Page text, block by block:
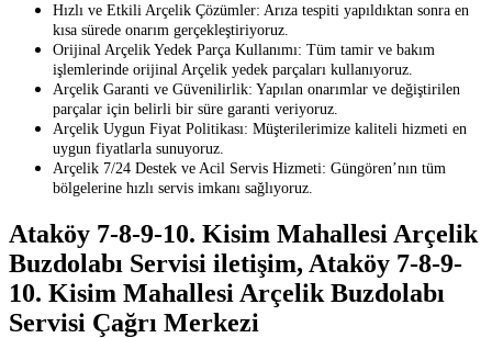
Hızlı ve Etkili Arçelik Çözümler: Arıza tespiti yapıldıktan sonra en
kısa sürede onarım gerçekleştiriyoruz.
Orijinal Arçelik Yedek Parça Kullanımı: Tüm tamir ve bakım
işlemlerinde orijinal Arçelik yedek parçaları kullanıyoruz.
Arçelik Garanti ve Güvenilirlik: Yapılan onarımlar ve değiştirilen
parçalar için belirli bir süre garanti veriyoruz.
Arçelik Uygun Fiyat Politikası: Müşterilerimize kaliteli hizmeti en
uygun fiyatlarla sunuyoruz.
Arçelik 7/24 Destek ve Acil Servis Hizmeti: Güngören’nın tüm
bölgelerine hızlı servis imkanı sağlıyoruz.
Ataköy 7-8-9-10. Kisim Mahallesi Arçelik
Buzdolabı Servisi iletişim, Ataköy 7-8-9-
10. Kisim Mahallesi Arçelik Buzdolabı
Servisi Çağrı Merkezi